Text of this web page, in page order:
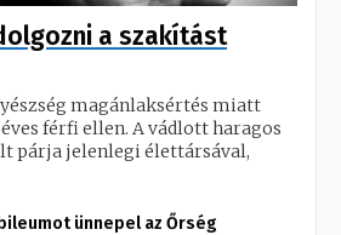
a szakítást
magánlaksértés miatt
férfi ellen. A vádlott haragos
párja jelenlegi élettársával,
ünnepel az Őrség